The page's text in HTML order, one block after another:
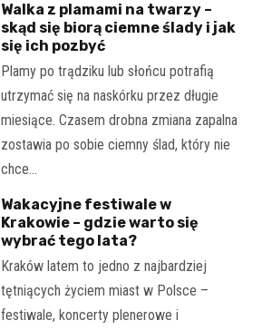
Walka z plamami na twarzy –
skąd się biorą ciemne ślady i jak
się ich pozbyć
Plamy po trądziku lub słońcu potrafią
utrzymać się na naskórku przez długie
miesiące. Czasem drobna zmiana zapalna
zostawia po sobie ciemny ślad, który nie
chce…
Wakacyjne festiwale w
Krakowie – gdzie warto się
wybrać tego lata?
Kraków latem to jedno z najbardziej
tętniących życiem miast w Polsce –
festiwale, koncerty plenerowe i